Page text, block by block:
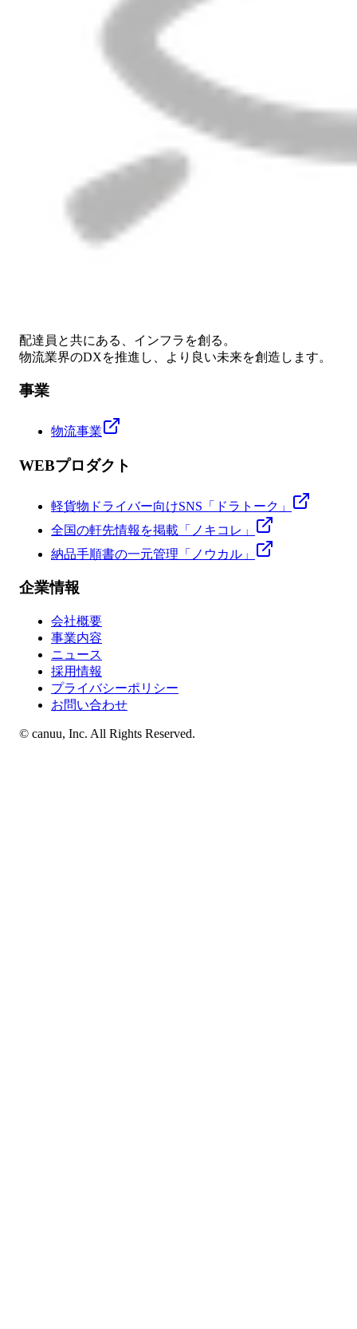
配達員と共にある、インフラを創る。
物流業界のDXを推進し、より良い未来を創造します。
事業
物流事業
WEBプロダクト
軽貨物ドライバー向けSNS「ドラトーク」
全国の軒先情報を掲載「ノキコレ」
納品手順書の一元管理「ノウカル」
企業情報
会社概要
事業内容
ニュース
採用情報
プライバシーポリシー
お問い合わせ
© canuu, Inc. All Rights Reserved.